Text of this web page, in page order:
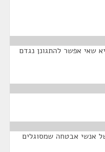
שאי אפשר להתגונן נגדם
אנשי אבטחה שמסוגלים